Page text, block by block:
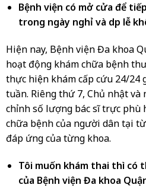
Bệnh viện có mở cửa để
trong ngày nghỉ và dịp lễ
Hiện nay, Bệnh viện Đa khoa
hoạt động khám chữa bệnh
thực hiện khám cấp cứu 24/24
tuần. Riêng thứ 7, Chủ nhật và
chỉnh số lượng bác sĩ trực phù
chữa bệnh của người dân tại
đáp ứng của từng khoa.
Tôi muốn khám thai thì có
của Bệnh viện Đa khoa